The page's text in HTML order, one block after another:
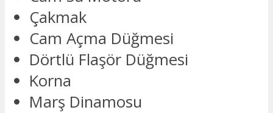
Çakmak
Cam Açma Düğmesi
Dörtlü Flaşör Düğmesi
Korna
Marş Dinamosu